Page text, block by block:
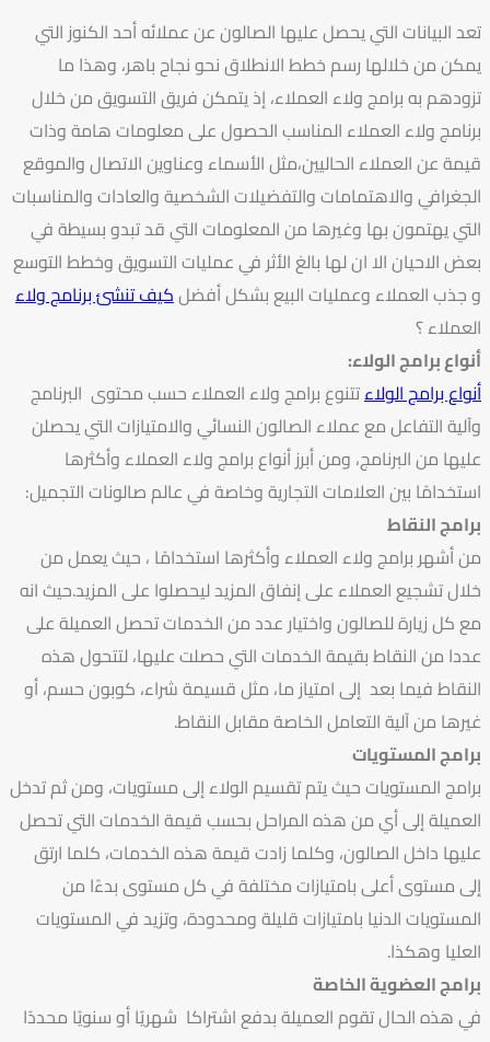
تعد البيانات التي يحصل عليها الصالون عن عملائه أحد الكنوز التي
يمكن من خلالها رسم خطط الانطلاق نحو نجاح باهر، وهذا ما
تزودهم به برامج ولاء العملاء، إذ يتمكن فريق التسويق من خلال
برنامج ولاء العملاء المناسب الحصول على معلومات هامة وذات
قيمة عن العملاء الحاليين،مثل الأسماء وعناوين الاتصال والموقع
الجغرافي والاهتمامات والتفضيلات الشخصية والعادات والمناسبات
التي يهتمون بها وغيرها من المعلومات التي قد تبدو بسيطة في
بعض الاحيان الا ان لها بالغ الأثر في عمليات التسويق وخطط التوسع
و جذب العملاء وعمليات البيع بشكل أفضلكيف تنشئ برنامج ولاء
العملاء ؟
أنواع برامج الولاء:
أنواع برامج الولاءتتنوع برامج ولاء العملاء حسب محتوى البرنامج
وآلية التفاعل مع عملاء الصالون النسائي والامتيازات التي يحصلن
عليها من البرنامج، ومن أبرز أنواع برامج ولاء العملاء وأكثرها
استخدامًا بين العلامات التجارية وخاصة في عالم صالونات التجميل:
برامج النقاط
من أشهر برامج ولاء العملاء وأكثرها استخدامًا ، حيث يعمل من
خلال تشجيع العملاء على إنفاق المزيد ليحصلوا على المزيد.حيث انه
مع كل زيارة للصالون واختيار عدد من الخدمات تحصل العميلة على
عددا من النقاط بقيمة الخدمات التي حصلت عليها، لتتحول هذه
النقاط فيما بعد إلى امتياز ما، مثل قسيمة شراء، كوبون حسم، أو
غيرها من آلية التعامل الخاصة مقابل النقاط.
برامج المستويات
برامج المستويات حيث يتم تقسيم الولاء إلى مستويات، ومن ثم تدخل
العميلة إلى أي من هذه المراحل بحسب قيمة الخدمات التي تحصل
عليها داخل الصالون، وكلما زادت قيمة هذه الخدمات، كلما ارتق
إلى مستوى أعلى بامتيازات مختلفة في كل مستوى بدءًا من
المستويات الدنيا بامتيازات قليلة ومحدودة، وتزيد في المستويات
العليا وهكذا.
برامج العضوية الخاصة
في هذه الحال تقوم العميلة بدفع اشتراكا شهريًا أو سنويًا محددًا